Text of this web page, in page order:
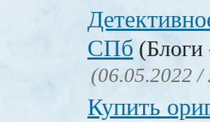
СПб (Блоги
(06.05.2022 /
Купить